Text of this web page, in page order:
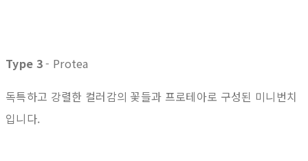
Type 3- Protea
독특하고 강렬한 컬러감의 꽃들과 프로테아로 구성된 미니번치
입니다.